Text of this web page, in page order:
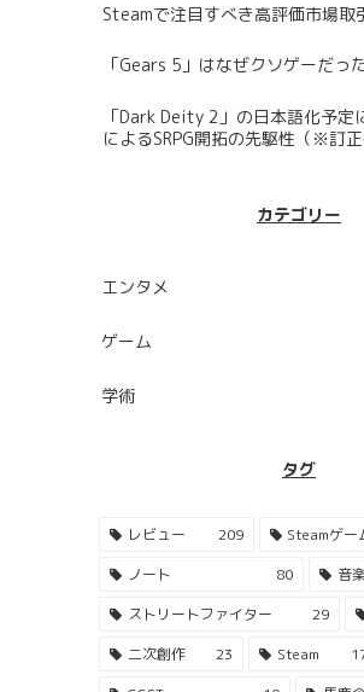
Steamで注目すべき高評価市場取
「Gears 5」はなぜクソゲーだっ
「Dark Deity 2」の日本語化予定
によるSRPG開拓の先駆性（※訂正
カテゴリー
エンタメ
ゲーム
学術
タグ
レビュー 209 Steamゲー
ノート
80 音
ストリートファイター
29
二次創作
23 Steam